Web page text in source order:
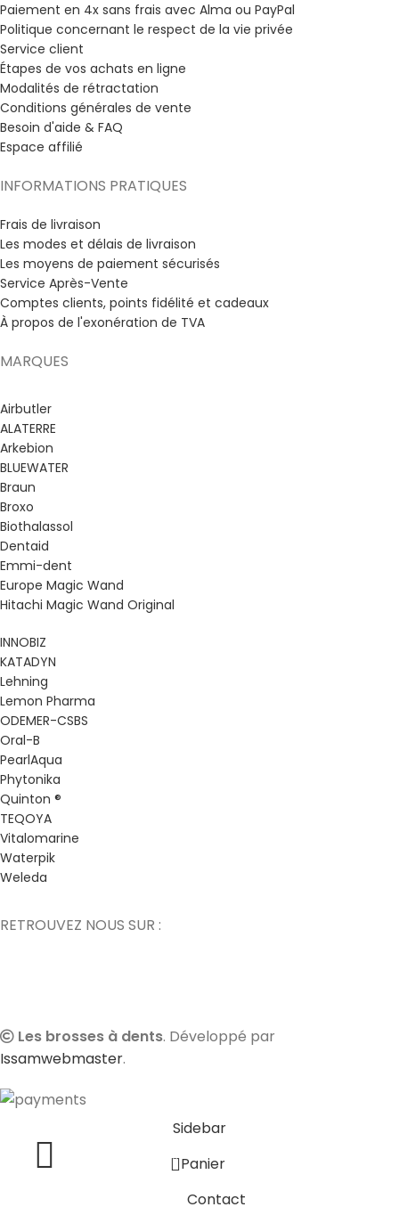
Paiement en 4x sans frais avec Alma ou PayPal
Politique concernant le respect de la vie privée
Service client
Étapes de vos achats en ligne
Modalités de rétractation
Conditions générales de vente
Besoin d'aide & FAQ
Espace affilié
INFORMATIONS PRATIQUES
Frais de livraison
Les modes et délais de livraison
Les moyens de paiement sécurisés
Service Après-Vente
Comptes clients, points fidélité et cadeaux
À propos de l'exonération de TVA
MARQUES
Airbutler
ALATERRE
Arkebion
BLUEWATER
Braun
Broxo
Biothalassol
Dentaid
Emmi-dent
Europe Magic Wand
Hitachi Magic Wand Original
INNOBIZ
KATADYN
Lehning
Lemon Pharma
ODEMER-CSBS
Oral-B
PearlAqua
Phytonika
Quinton ®
TEQOYA
Vitalomarine
Waterpik
Weleda
RETROUVEZ NOUS SUR :
Les brosses à dents. Développé par
Issamwebmaster.
Sidebar
0 Panier
Contact